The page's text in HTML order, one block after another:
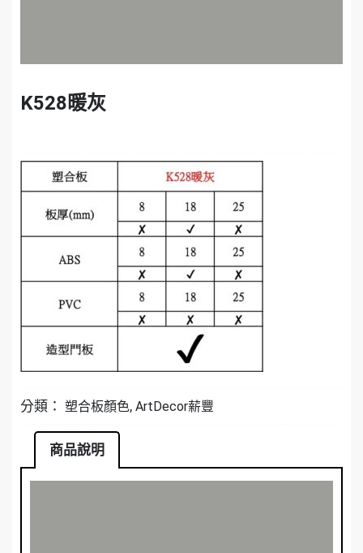
K528暖灰
分類： 塑合板顏色, ArtDecor薪豐
商品說明